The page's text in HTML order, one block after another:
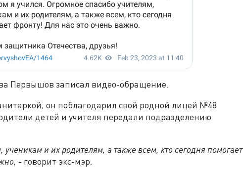
Первышов записал видео-обращение.
он поблагодарил свой родной лицей №48
детей и учителя передали подразделению
и их родителям, а также всем, кто сегодня помогает
- говорит экс-мэр.